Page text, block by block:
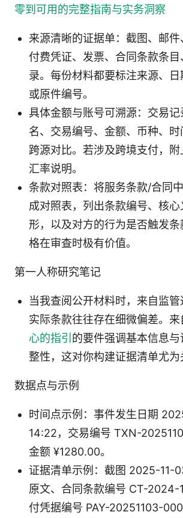
零到可用的完整指南与实务洞察
来源清晰的证据单：截图、邮件
付费凭证、发票、合同条款条
录。每份材料都要标注来源、
或原件编号。
具体金额与账号可溯源：交易记
名、交易编号、金额、币种、
跨源对比。若涉及跨境支付，附
汇率说明。
条款对照表：将服务条款/合同
成对照表，列出条款编号、核
形，以及对方的行为是否触发
格在审查时极有价值。
第一人称研究笔记
当我查阅公开材料时，来自监
实际条款往往存在细微偏差。来
心的指引 的要件强调基本信息
整性，这对你构建证据清单尤为
数据点与示例
时间点示例：事件发生日期
14:22，交易编号 TXN-
金额 ¥1280.00。
证据清单示例：截图 2025-11-
原文、合同条款编号 CT-2024-
付凭据编号 PAY-20251103-